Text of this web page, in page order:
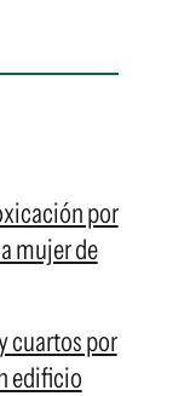
por
mujer de
cuartos por
edificio